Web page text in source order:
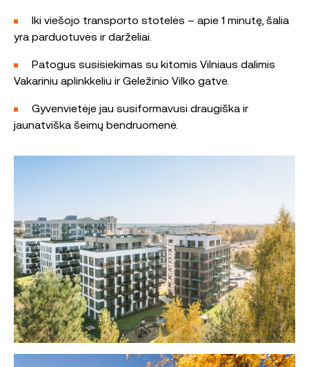
Iki viešojo transporto stotelės – apie 1 minutę, šalia
yra parduotuvės ir darželiai.
Patogus susisiekimas su kitomis Vilniaus dalimis
Vakariniu aplinkkeliu ir Geležinio Vilko gatve.
Gyvenvietėje jau susiformavusi draugiška ir
jaunatviška šeimų bendruomenė.